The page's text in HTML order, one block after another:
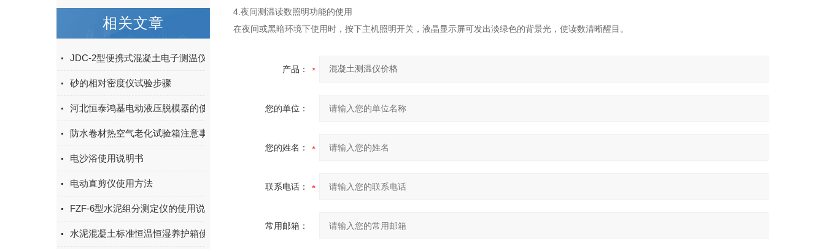
相关文章
JDC-2型便携式混凝土电子测温仪使用方法
砂的相对密度仪试验步骤
河北恒泰鸿基电动液压脱模器的使用说明书
防水卷材热空气老化试验箱注意事项
电沙浴使用说明书
电动直剪仪使用方法
FZF-6型水泥组分测定仪的使用说明
水泥混凝土标准恒温恒湿养护箱使用方法
4.夜间测温读数照明功能的使用
在夜间或黑暗环境下使用时，按下主机照明开关，液晶显示屏可发出淡绿色的背景光，使读数清晰醒目。
产品：
您的单位：
您的姓名：
联系电话：
常用邮箱：